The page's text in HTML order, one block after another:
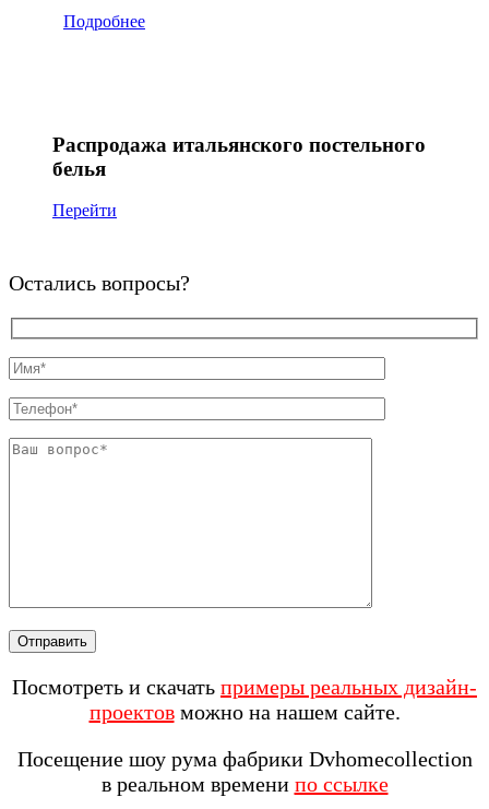
Подробнее
Распродажа итальянского постельного
белья
Перейти
Остались вопросы?
Посмотреть и скачать примеры реальных дизайн-
проектовможно на нашем сайте.
Посещение шоу рума фабрики Dvhomecollection
в реальном времени по ссылке